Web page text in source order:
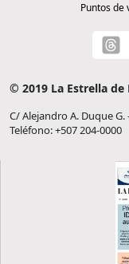
Puntos de
© 2019 La Estrella de
C/ Alejandro A. Duque
Teléfono: +507 204-0000